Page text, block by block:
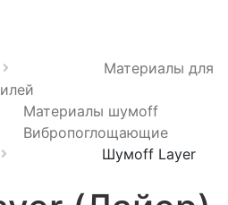
Материалы для
Материалы шумoff
Вибропоглощающие
Шумоff Layer